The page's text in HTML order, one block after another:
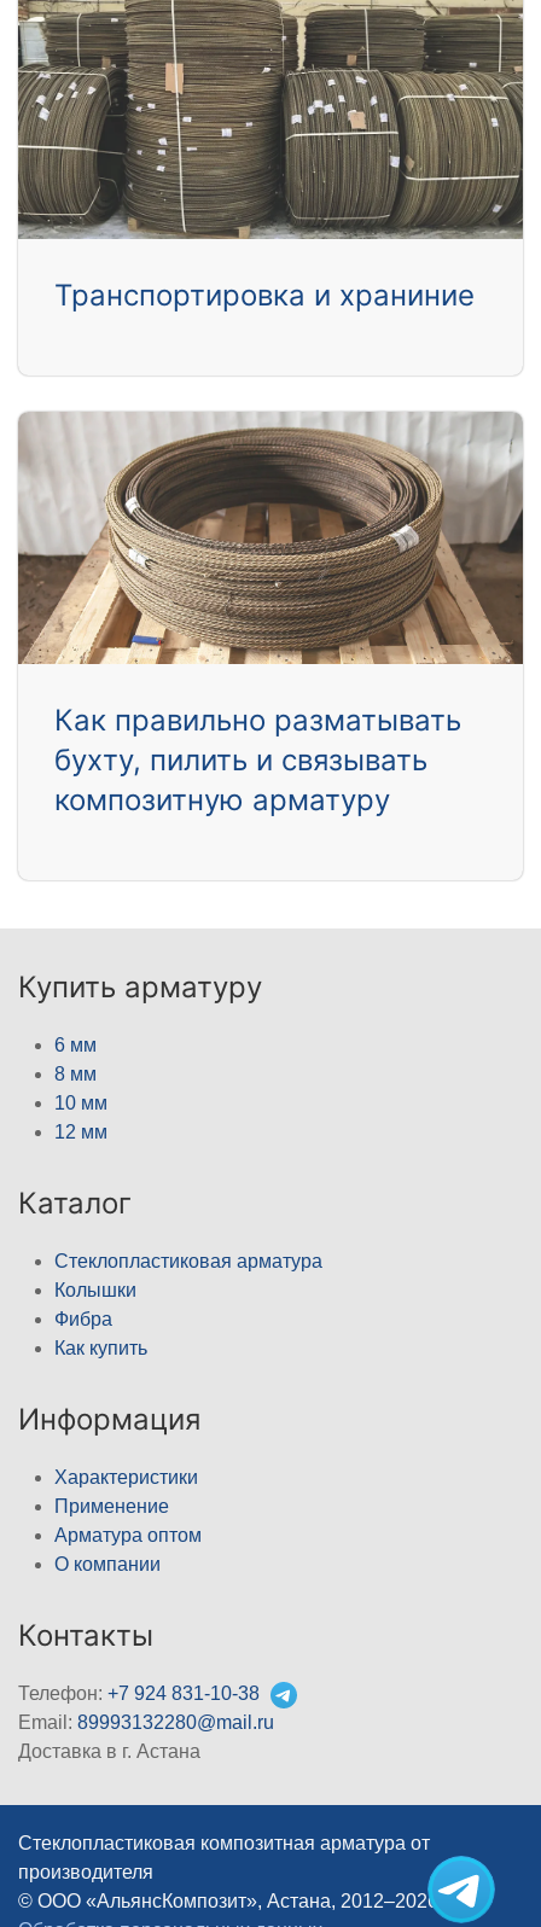
Транспортировка и храниние
Как правильно разматывать
бухту, пилить и связывать
композитную арматуру
Купить арматуру
6 мм
8 мм
10 мм
12 мм
Каталог
Стеклопластиковая арматура
Колышки
Фибра
Как купить
Информация
Характеристики
Применение
Арматура оптом
О компании
Контакты
Телефон: +7 924 831-10-38
Email: 89993132280@mail.ru
Доставка в г. Астана
Стеклопластиковая композитная арматура от
производителя
© ООО «АльянсКомпозит», Астана, 2012–2026
|